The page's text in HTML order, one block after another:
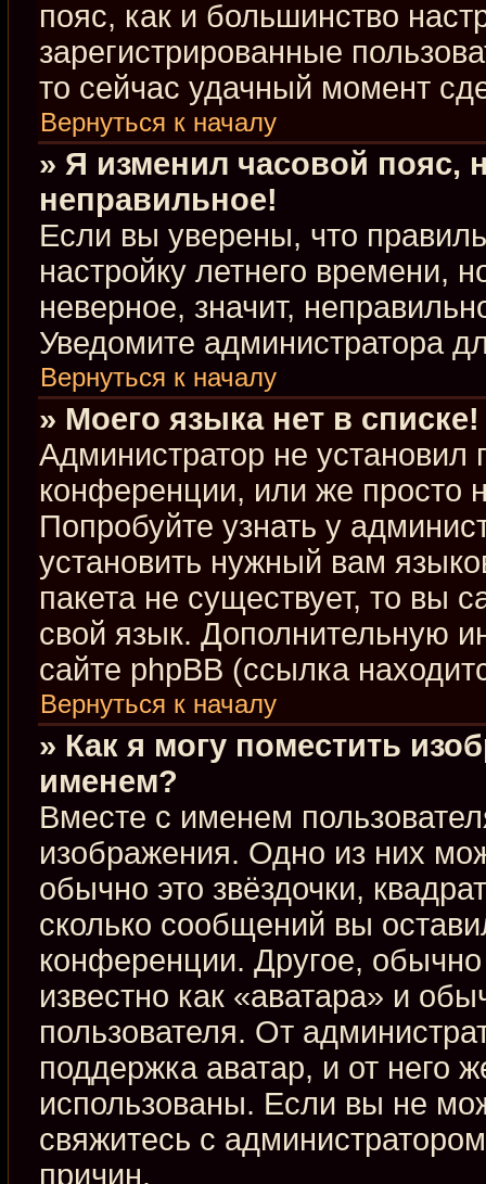
пояс, как и большинство
зарегистрированные
то сейчас удачный момент
Вернуться к началу
» Я изменил часовой пояс,
неправильное!
Если вы уверены, что
настройку летнего времени,
неверное, значит,
Уведомите администратора
Вернуться к началу
» Моего языка нет в списке!
Администратор не
конференции, или же просто
Попробуйте узнать у
установить нужный вам
пакета не существует, то вы
свой язык. Дополнительную
сайте phpBB (ссылка
Вернуться к началу
» Как я могу поместить
именем?
Вместе с именем
изображения. Одно из них
обычно это звёздочки,
сколько сообщений вы
конференции. Другое,
известно как «аватара» и
пользователя. От
поддержка аватар, и от него
использованы. Если вы не
свяжитесь с
причин.